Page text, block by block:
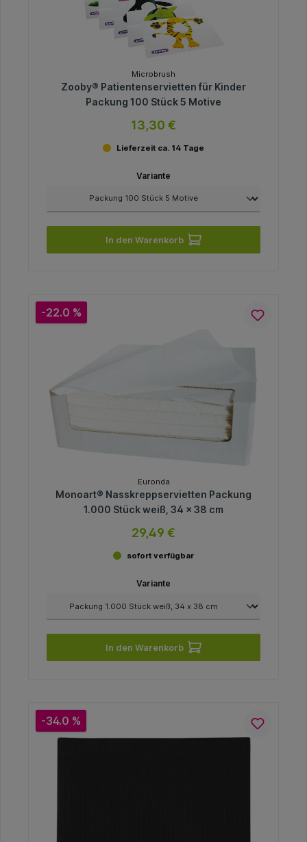
Microbrush
Zooby® Patientenservietten für Kinder
Packung 100 Stück 5 Motive
13,30 €
Lieferzeit ca. 14 Tage
Variante
In den Warenkorb
-22.0 %
Euronda
Monoart® Nasskreppservietten Packung
1.000 Stück weiß, 34 x 38 cm
29,49 €
sofort verfügbar
Variante
In den Warenkorb
-34.0 %